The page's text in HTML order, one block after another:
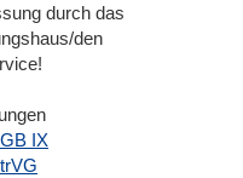
durch das
den
IX